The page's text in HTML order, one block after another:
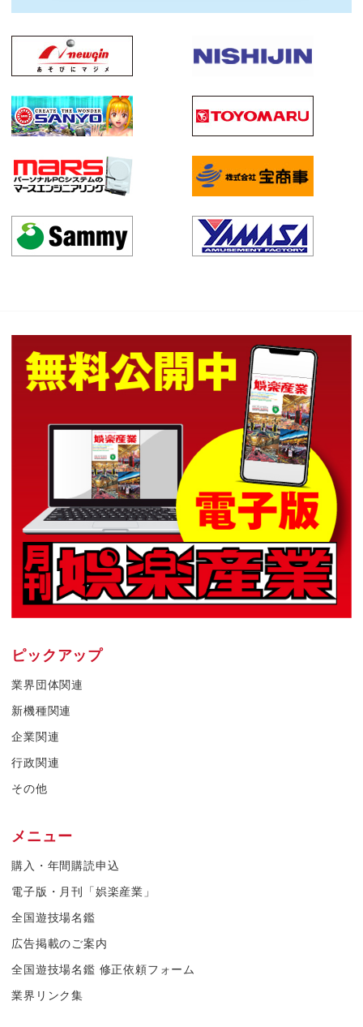
ピックアップ
業界団体関連
新機種関連
企業関連
行政関連
その他
メニュー
購入・年間購読申込
電子版・月刊「娯楽産業」
全国遊技場名鑑
広告掲載のご案内
全国遊技場名鑑 修正依頼フォーム
業界リンク集